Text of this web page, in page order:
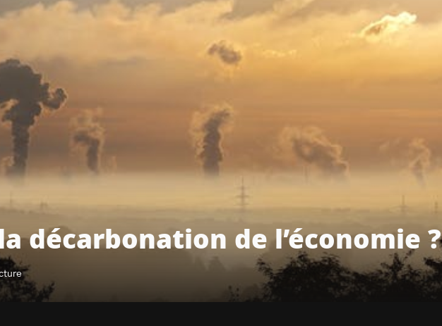
décarbonation de l’économie ?
clés les plus recherchés sur Deklic
interview influenceur.se